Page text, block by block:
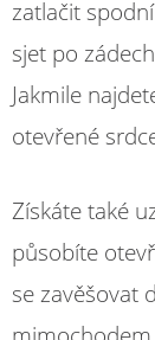
zatlačit
sjet po
Jakmile
otevřené
Získáte také
působíte
se zavěšovat